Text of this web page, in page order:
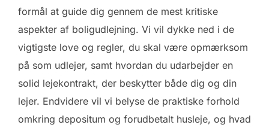
formål at guide dig gennem de mest kritiske
aspekter af boligudlejning. Vi vil dykke ned i de
vigtigste love og regler, du skal være opmærksom
på som udlejer, samt hvordan du udarbejder en
solid lejekontrakt, der beskytter både dig og din
lejer. Endvidere vil vi belyse de praktiske forhold
omkring depositum og forudbetalt husleje, og hvad